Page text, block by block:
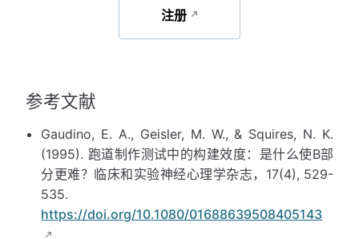
注册
参考文献
Gaudino, E. A., Geisler, M. W., & Squires, N. K.
(1995). 跑道制作测试中的构建效度：是什么使B部
分更难？临床和实验神经心理学杂志，17(4), 529-
535.
https://doi.org/10.1080/01688639508405143